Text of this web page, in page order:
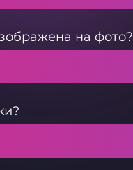
на фото?